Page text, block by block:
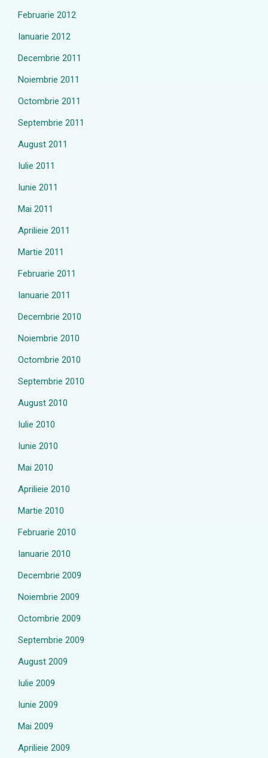
Februarie 2012
Ianuarie 2012
Decembrie 2011
Noiembrie 2011
Octombrie 2011
Septembrie 2011
August 2011
Iulie 2011
Iunie 2011
Mai 2011
Aprilieie 2011
Martie 2011
Februarie 2011
Ianuarie 2011
Decembrie 2010
Noiembrie 2010
Octombrie 2010
Septembrie 2010
August 2010
Iulie 2010
Iunie 2010
Mai 2010
Aprilieie 2010
Martie 2010
Februarie 2010
Ianuarie 2010
Decembrie 2009
Noiembrie 2009
Octombrie 2009
Septembrie 2009
August 2009
Iulie 2009
Iunie 2009
Mai 2009
Aprilieie 2009